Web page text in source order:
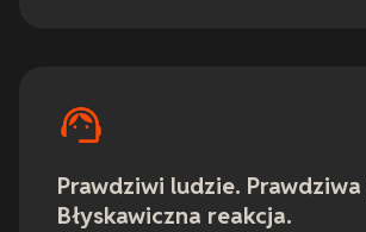
Prawdziwi ludzie.
Błyskawiczna reakcja.